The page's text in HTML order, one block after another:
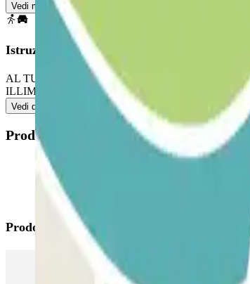
Vedi mappa
Istruzioni
AL TUO ARRIVO: accedi al parcheggio.
ILLIMITATE: segui il processo indicato
Vedi di più
Prodotti disponibili
Prodotti di Parclick